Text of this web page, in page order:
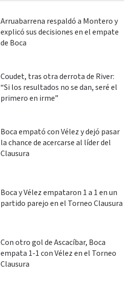
Arruabarrena respaldó a Montero y
explicó sus decisiones en el empate
de Boca
Coudet, tras otra derrota de River:
“Si los resultados no se dan, seré el
primero en irme”
Boca empató con Vélez y dejó pasar
la chance de acercarse al líder del
Clausura
Boca y Vélez empataron 1 a 1 en un
partido parejo en el Torneo Clausura
Con otro gol de Ascacíbar, Boca
empata 1-1 con Vélez en el Torneo
Clausura